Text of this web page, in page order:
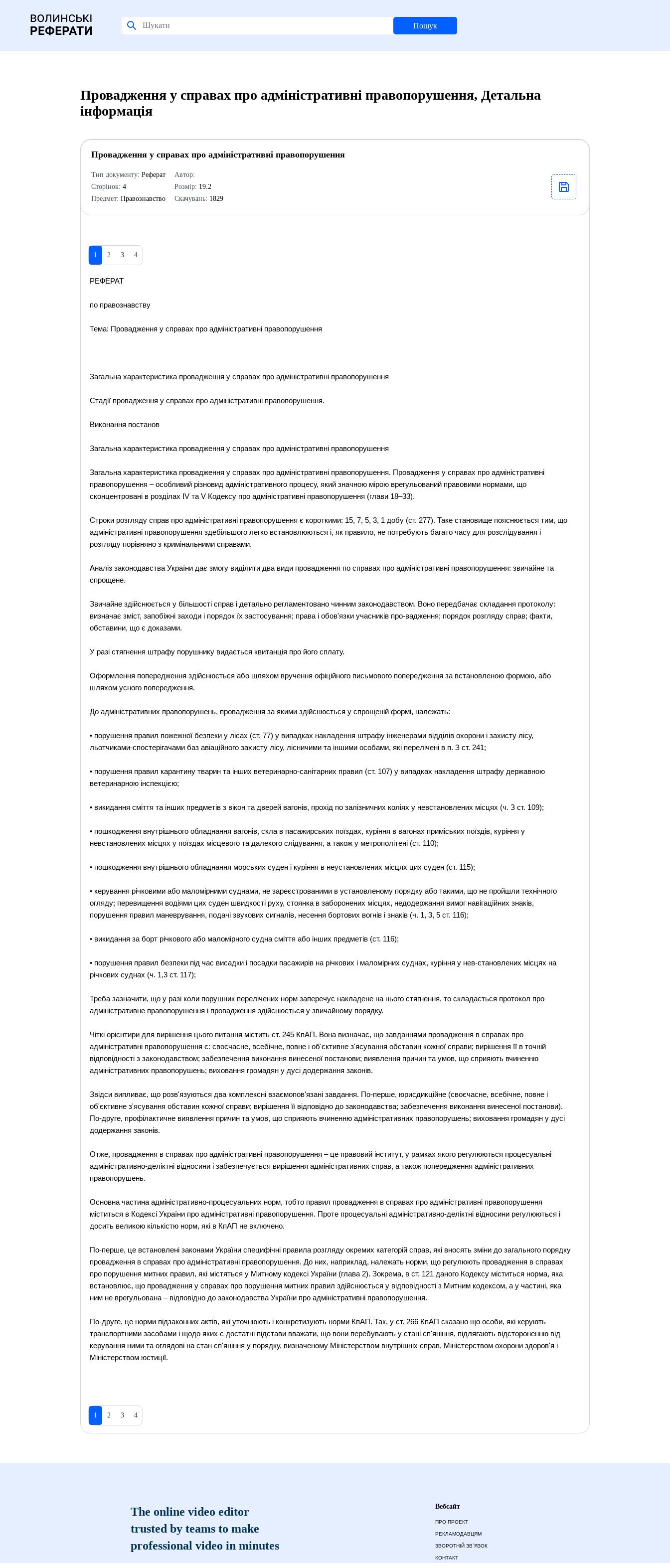
Пошук
Провадження у справах про адміністративні правопорушення, Детальна
інформація
Провадження у справах про адміністративні правопорушення
Тип документу: Реферат
Сторінок: 4
Предмет: Правознавство
Автор:
Розмір: 19.2
Скачувань: 1829
1 2 3 4
РЕФЕРАТ
по правознавству
Тема: Провадження у справах про адміністративні правопорушення
Загальна характеристика провадження у справах про адміністративні правопорушення
Стадії провадження у справах про адміністративні правопорушення.
Виконання постанов
Загальна характеристика провадження у справах про адміністративні правопорушення
Загальна характеристика провадження у справах про адміністративні правопорушення. Провадження у справах про адміністративні
правопорушення – особливий різновид адміністративного процесу, який значною мірою врегульований правовими нормами, що
сконцентровані в розділах IV та V Кодексу про адміністративні правопорушення (глави 18–33).
Строки розгляду справ про адміністративні правопорушення є короткими: 15, 7, 5, 3, 1 добу (ст. 277). Таке становище пояснюється тим, що
адміністративні правопорушення здебільшого легко встановлюються і, як правило, не потребують багато часу для розслідування і
розгляду порівняно з кримінальними справами.
Аналіз законодавства України дає змогу виділити два види провадження по справах про адміністративні правопорушення: звичайне та
спрощене.
Звичайне здійснюється у більшості справ і детально регламентовано чинним законодавством. Воно передбачає складання протоколу:
визначає зміст, запобіжні заходи і порядок їх застосування; права і обов'язки учасників про-вадження; порядок розгляду справ; факти,
обставини, що є доказами.
У разі стягнення штрафу порушнику видається квитанція про його сплату.
Оформлення попередження здійснюється або шляхом вручення офіційного письмового попередження за встановленою формою, або
шляхом усного попередження.
До адміністративних правопорушень, провадження за якими здійснюється у спрощеній формі, належать:
• порушення правил пожежної безпеки у лісах (ст. 77) у випадках накладення штрафу інженерами відділів охорони і захисту лісу,
льотчиками-спостерігачами баз авіаційного захисту лісу, лісничими та іншими особами, які перелічені в п. З ст. 241;
• порушення правил карантину тварин та інших ветеринарно-санітарних правил (ст. 107) у випадках накладення штрафу державною
ветеринарною інспекцією;
• викидання сміття та інших предметів з вікон та дверей вагонів, прохід по залізничних коліях у невстановлених місцях (ч. З ст. 109);
• пошкодження внутрішнього обладнання вагонів, скла в пасажирських поїздах, куріння в вагонах приміських поїздів, куріння у
невстановлених місцях у поїздах місцевого та далекого слідування, а також у метрополітені (ст. 110);
• пошкодження внутрішнього обладнання морських суден і куріння в неустановлених місцях цих суден (ст. 115);
• керування річковими або маломірними суднами, не зареєстрованими в установленому порядку або такими, що не пройшли технічного
огляду; перевищення водіями цих суден швидкості руху, стоянка в заборонених місцях, недодержання вимог навігаційних знаків,
порушення правил маневрування, подачі звукових сигналів, несення бортових вогнів і знаків (ч. 1, 3, 5 ст. 116);
• викидання за борт річкового або маломірного судна сміття або інших предметів (ст. 116);
• порушення правил безпеки під час висадки і посадки пасажирів на річкових і маломірних суднах, куріння у нев-становлених місцях на
річкових суднах (ч. 1,3 ст. 117);
Треба зазначити, що у разі коли порушник перелічених норм заперечує накладене на нього стягнення, то складається протокол про
адміністративне правопорушення і провадження здійснюється у звичайному порядку.
Чіткі орієнтири для вирішення цього питання містить ст. 245 КпАП. Вона визначає, що завданнями провадження в справах про
адміністративні правопорушення є: своєчасне, всебічне, повне і об'єктивне з'ясування обставин кожної справи; вирішення її в точній
відповідності з законодавством; забезпечення виконання винесеної постанови; виявлення причин та умов, що сприяють вчиненню
адміністративних правопорушень; виховання громадян у дусі додержання законів.
Звідси випливає, що розв'язуються два комплексні взаємопов'язані завдання. По-перше, юрисдикційне (своєчасне, всебічне, повне і
об'єктивне з'ясування обставин кожної справи; вирішення її відповідно до законодавства; забезпечення виконання винесеної постанови).
По-друге, профілактичне виявлення причин та умов, що сприяють вчиненню адміністративних правопорушень; виховання громадян у дусі
додержання законів.
Отже, провадження в справах про адміністративні правопорушення – це правовий інститут, у рамках якого регулюються процесуальні
адміністративно-деліктні відносини і забезпечується вирішення адміністративних справ, а також попередження адміністративних
правопорушень.
Основна частина адміністративно-процесуальних норм, тобто правил провадження в справах про адміністративні правопорушення
міститься в Кодексі України про адміністративні правопорушення. Проте процесуальні адміністративно-деліктні відносини регулюються і
досить великою кількістю норм, які в КпАП не включено.
По-перше, це встановлені законами України специфічні правила розгляду окремих категорій справ, які вносять зміни до загального порядку
провадження в справах про адміністративні правопорушення. До них, наприклад, належать норми, що регулюють провадження в справах
про порушення митних правил, які містяться у Митному кодексі України (глава 2). Зокрема, в ст. 121 даного Кодексу міститься норма, яка
встановлює, що провадження у справах про порушення митних правил здійснюється у відповідності з Митним кодексом, а у частині, яка
ним не врегульована – відповідно до законодавства України про адміністративні правопорушення.
По-друге, це норми підзаконних актів, які уточнюють і конкретизують норми КпАП. Так, у ст. 266 КпАП сказано що особи, які керують
транспортними засобами і щодо яких є достатні підстави вважати, що вони перебувають у стані сп'яніння, підлягають відстороненню від
керування ними та оглядові на стан сп'яніння у порядку, визначеному Міністерством внутрішніх справ, Міністерством охорони здоров'я і
Міністерством юстиції.
1 2 3 4
The online video editor
trusted by teams to make
professional video in minutes
Вебсайт
ПРО ПРОЕКТ
РЕКЛАМОДАВЦЯМ
ЗВОРОТНІЙ ЗВ`ЯЗОК
КОНТАКТ